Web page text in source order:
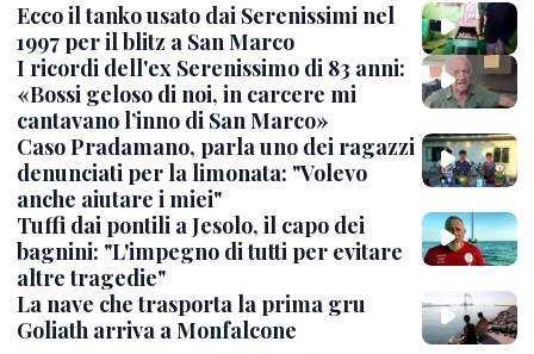
Ecco il tanko usato dai Serenissimi nel
1997 per il blitz a San Marco
I ricordi dell'ex Serenissimo di 83 anni:
«Bossi geloso di noi, in carcere mi
cantavano l’inno di San Marco»
Caso Pradamano, parla uno dei ragazzi
denunciati per la limonata: "Volevo
anche aiutare i miei"
Tuffi dai pontili a Jesolo, il capo dei
bagnini: "L'impegno di tutti per evitare
altre tragedie"
La nave che trasporta la prima gru
Goliath arriva a Monfalcone